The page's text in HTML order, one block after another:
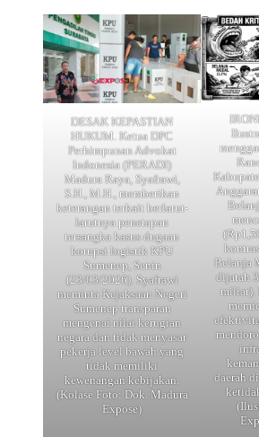
DESAK KEPASTIAN
HUKUM. Ketua DPC
Perhimpunan Advokat
Indonesia (PERADI)
Madura Raya, Syafrawi,
S.H., M.H., memberikan
keterangan terkait berlarut-
larutnya penetapan
tersangka kasus dugaan
korupsi logistik KPU
Sumenep, Senin
(23/03/2026). Syafrawi
meminta Kejaksaan Negeri
Sumenep transparan
mengenai nilai kerugian
negara dan tidak menyasar
pekerja level bawah yang
tidak memiliki
kewenangan kebijakan.
(Kolase Foto: Dok. Madura
Expose)
Belanja
dijatah
miliar).
daerah